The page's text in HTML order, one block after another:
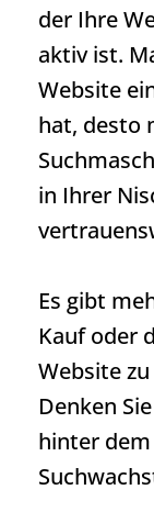
der Ihre
aktiv ist.
Website
hat, desto
in Ihrer
Es gibt
Kauf oder
Website
Denken
hinter